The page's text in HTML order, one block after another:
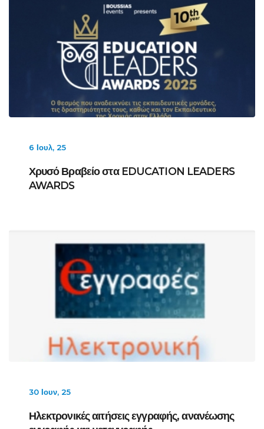
6 Ιουλ, 25
Χρυσό Βραβείο στα EDUCATION LEADERS
AWARDS
30 Ιουν, 25
Ηλεκτρονικές αιτήσεις εγγραφής, ανανέωσης